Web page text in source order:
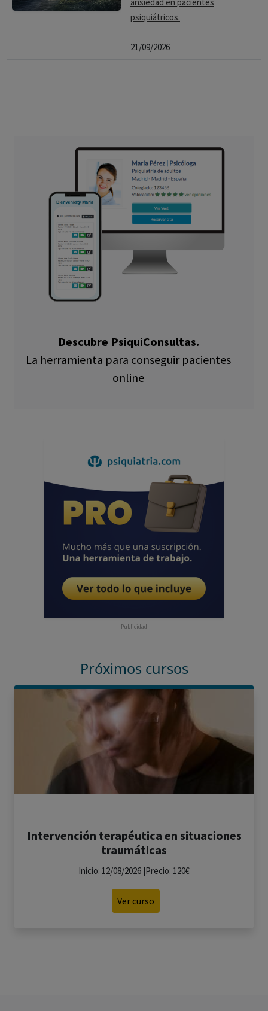
psiquiátricos.
21/09/2026
Descubre PsiquiConsultas.
La herramienta para conseguir pacientes
online
Publicidad
Próximos cursos
Intervención terapéutica en situaciones
traumáticas
Inicio: 12/08/2026 |Precio: 120€
Ver curso